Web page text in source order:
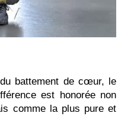
battement de cœur, le
est honorée non
comme la plus pure et